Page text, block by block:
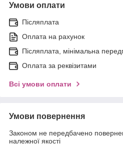
Умови оплати
Післяплата
Оплата на рахунок
Післяплата, мінімальна
Оплата за реквізитами
Всі умови оплати
Умови повернення
Законом не передбачено
належної якості